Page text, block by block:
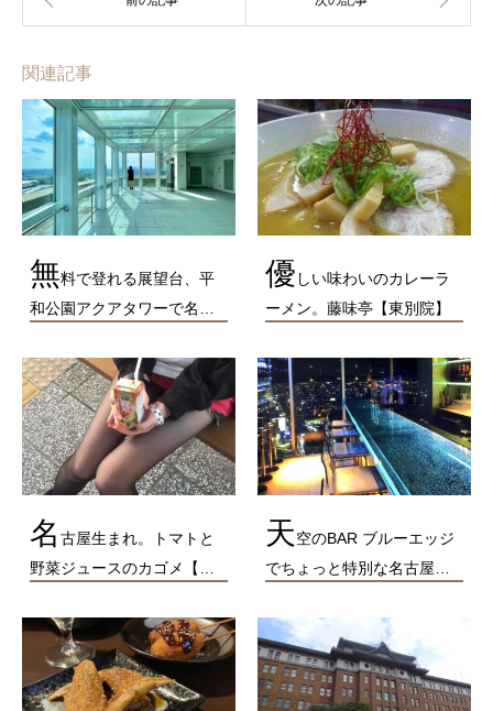
関連記事
無料で登れる展望台、平
和公園アクアタワーで名…
優 しい味わいのカレーラ
ーメン。藤味亭【東別院】
名 古屋生まれ。トマトと
野菜ジュースのカゴメ【…
天空のBAR ブルーエッジ
でちょっと特別な名古屋…